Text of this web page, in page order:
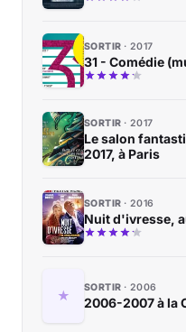
SORTIR 2017
31 - Comédie
SORTIR 2017
Le salon
2017, à Paris
SORTIR 2016
Nuit d'ivresse,
SORTIR 2006
2006-2007 à la